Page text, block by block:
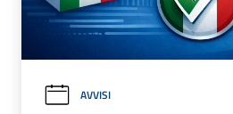
AVVISI